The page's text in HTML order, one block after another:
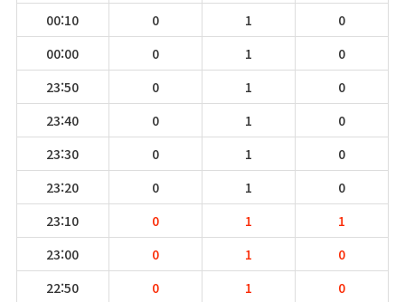
00:10
0 1
0
00:00
0 1
0
23:50
0 1
0
23:40
0 1
0
23:30
0 1
0
23:20
0 1
0
23:10
0 1
1
23:00
0 1
0
22:50
0 1
0